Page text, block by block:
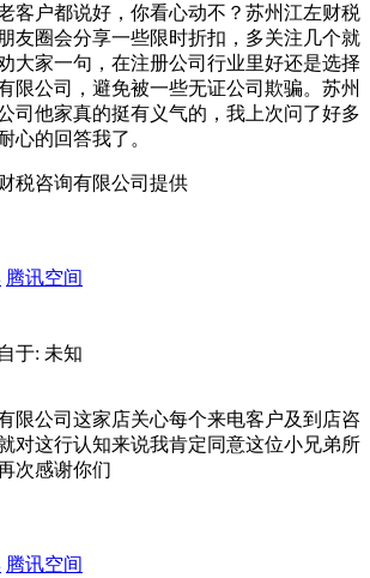
客户都说好，你看心动不？苏州江左财税
友圈会分享一些限时折扣，多关注几个就
大家一句，在注册公司行业里好还是选择
限公司，避免被一些无证公司欺骗。苏州
司他家真的挺有义气的，我上次问了好多
心的回答我了。
税咨询有限公司提供
腾讯空间
于: 未知
限公司这家店关心每个来电客户及到店咨
对这行认知来说我肯定同意这位小兄弟所
次感谢你们
腾讯空间